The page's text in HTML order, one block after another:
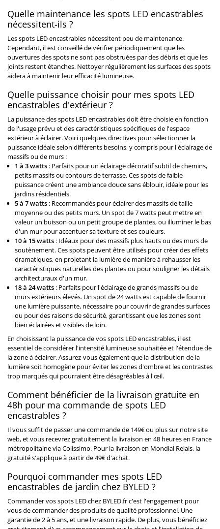
Quelle maintenance les spots LED encastrables
nécessitent-ils ?
Les spots LED encastrables nécessitent peu de maintenance.
Cependant, il est conseillé de vérifier périodiquement que les
ouvertures des spots ne sont pas obstruées par des débris et que les
joints restent étanches. Nettoyer régulièrement les surfaces des spots
aidera à maintenir leur efficacité lumineuse.
Quelle puissance choisir pour mes spots LED
encastrables d'extérieur ?
La puissance des spots LED encastrables doit être choisie en fonction
de l'usage prévu et des caractéristiques spécifiques de l'espace
extérieur à éclairer. Voici quelques directives pour sélectionner la
puissance idéale selon différents besoins, y compris pour l'éclairage de
massifs ou de murs :
1 à 3 watts : Parfaits pour un éclairage décoratif subtil de chemins,
petits massifs ou contours de terrasse. Ces spots de faible
puissance créent une ambiance douce sans éblouir, idéale pour les
jardins résidentiels.
5 à 7 watts : Recommandés pour éclairer des massifs de taille
moyenne ou des petits murs. Un spot de 7 watts peut mettre en
valeur un buisson ou un petit groupe de plantes, ou illuminer le bas
d'un mur pour accentuer sa texture et ses couleurs.
10 à 15 watts : Idéaux pour des massifs plus hauts ou des murs de
soutènement. Ces spots peuvent être utilisés pour créer des effets
dramatiques, en projetant la lumière de manière à rehausser les
caractéristiques naturelles des plantes ou pour souligner les détails
architecturaux d'un mur.
18 à 24 watts : Parfaits pour l'éclairage de grands massifs ou de
murs extérieurs élevés. Un spot de 24 watts est capable de fournir
une lumière puissante, nécessaire pour couvrir de grandes surfaces
ou pour des raisons de sécurité, garantissant que les zones sont
bien éclairées et visibles de loin.
En choisissant la puissance de vos spots LED encastrables, il est
essentiel de considérer l'intensité lumineuse souhaitée et l'étendue de
la zone à éclairer. Assurez-vous également que la distribution de la
lumière soit homogène pour éviter les zones d'ombre et les contrastes
trop marqués qui pourraient être désagréables à l'œil.
Comment bénéficier de la livraison gratuite en
48h pour ma commande de spots LED
encastrables ?
Il vous suffit de passer une commande de 149€ ou plus sur notre site
web, et vous recevrez gratuitement la livraison en 48 heures en France
métropolitaine via Colissimo. Pour la livraison en Mondial Relais, la
gratuité s'applique à partir de 49€ d'achat.
Pourquoi commander mes spots LED
encastrables de jardin chez BYLED ?
Commander vos spots LED chez BYLED.fr c'est l'engagement pour
vous de commander des produits de qualité professionnel. Une
garantie de 2 à 5 ans, et une livraison rapide. De plus, vous bénéficiez